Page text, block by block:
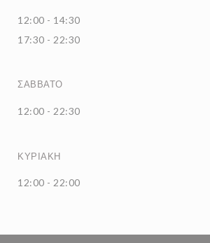
12:00 - 14:30
17:30 - 22:30
ΣΆΒΒΑΤΟ
12:00 - 22:30
ΚΥΡΙΑΚΉ
12:00 - 22:00